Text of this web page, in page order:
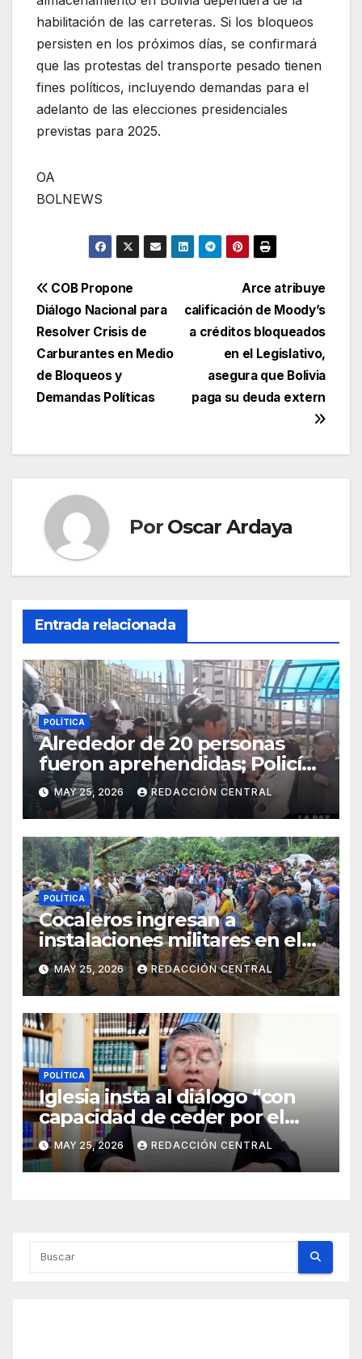
habilitación de las carreteras. Si los bloqueos
persisten en los próximos días, se confirmará
que las protestas del transporte pesado tienen
fines políticos, incluyendo demandas para el
adelanto de las elecciones presidenciales
previstas para 2025.
OA
BOLNEWS
Navegación
de
entradas
Arce atribuye
calificación de Moody’s
a créditos bloqueados
en el Legislativo,
asegura que Bolivia
paga su deuda extern
COB Propone
Diálogo Nacional para
Resolver Crisis de
Carburantes en Medio
de Bloqueos y
Demandas Políticas
Por Oscar Ardaya
Entrada relacionada
POLÍTICA
Alrededor de 20 personas
fueron aprehendidas; Policía
gasifica e impide ingreso de
manifestantes a plaza Murillo
MAY 25, 2026 REDACCIÓN CENTRAL
POLÍTICA
Cocaleros ingresan a
instalaciones militares en el
Trópico: “No aceptaremos un
estado de sitio”
MAY 25, 2026 REDACCIÓN CENTRAL
POLÍTICA
Iglesia insta al diálogo “con
capacidad de ceder por el
bien del país” y reitera su
disposición de mediador
MAY 25, 2026 REDACCIÓN CENTRAL